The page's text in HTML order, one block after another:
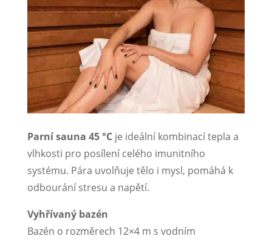
Parní sauna 45 °C je ideální kombinací tepla a
vlhkosti pro posílení celého imunitního
systému. Pára uvolňuje tělo i mysl, pomáhá k
odbourání stresu a napětí.
Vyhřívaný bazén
Bazén o rozměrech 12×4 m s vodním